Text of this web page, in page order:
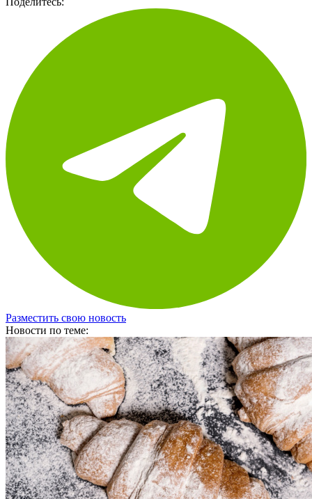
Разместить свою новость
Новости по теме: